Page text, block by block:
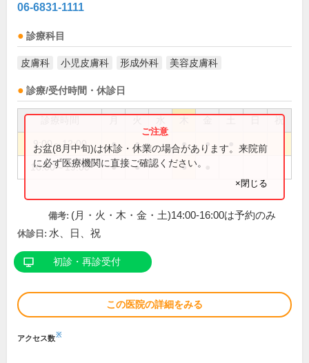
06-6831-1111
診療科目
皮膚科 小児皮膚科 形成外科 美容皮膚科
診療/受付時間・休診日
祝
9:00～12:00 ● ● ● ●
16:00～19:00 ● ● ●
お盆(8月中旬)は休診・休業の場合があります。来院前
に必ず医療機関に直接ご確認ください。
×閉じる
備考: (月・火・木・金・土)14:00-16:00は予約のみ
休診日: 水、日、祝
初診・再診受付
この医院の詳細をみる
アクセス数※